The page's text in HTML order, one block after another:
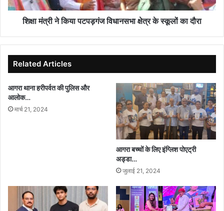
स्कूलों
शिक्षा मंत्री ने किया पटपड़गंज विधानसभा क्षेत्र के स्कूलों का दौरा
Related Articles
आगरा थाना हरीपर्वत की पुलिस और
आलोक…
मार्च 21, 2024
आगरा बच्चों के लिए इंग्लिश पोएट्री
अड्डा…
जुलाई 21, 2024